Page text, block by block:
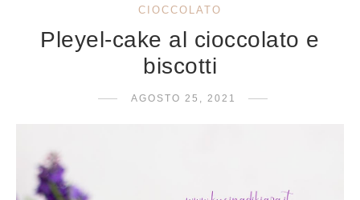
CIOCCOLATO
Pleyel-cake al cioccolato e
biscotti
AGOSTO 25, 2021